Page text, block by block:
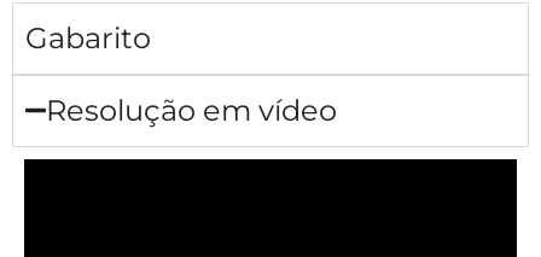
Gabarito
Resolução em vídeo